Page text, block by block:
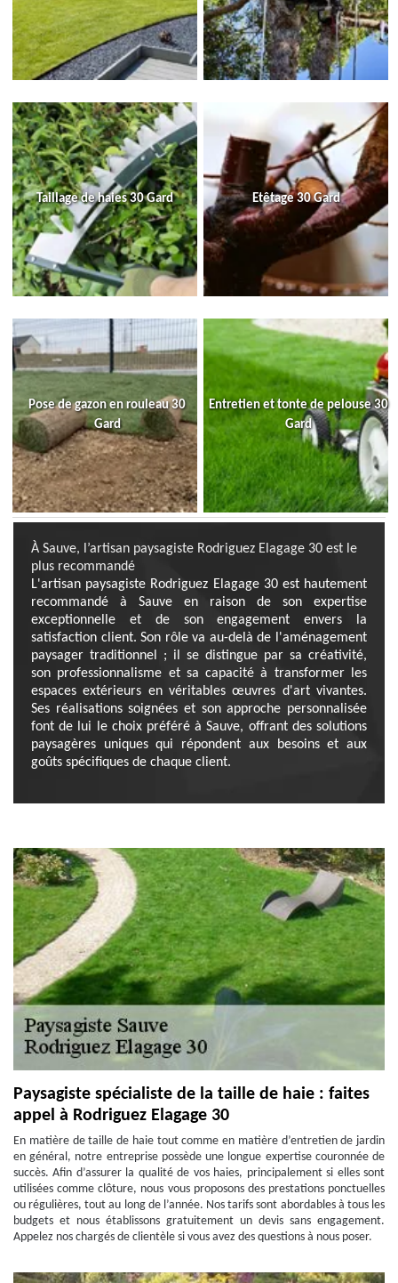
Taillage de haies 30 Gard Etêtage 30 Gard
Pose de gazon en rouleau 30
Gard
Entretien et tonte de pelouse 30
Gard
À Sauve, l’artisan paysagiste Rodriguez Elagage 30 est le
plus recommandé
L'artisan paysagiste Rodriguez Elagage 30 est hautement
recommandé à Sauve en raison de son expertise
exceptionnelle et de son engagement envers la
satisfaction client. Son rôle va au-delà de l'aménagement
paysager traditionnel ; il se distingue par sa créativité,
son professionnalisme et sa capacité à transformer les
espaces extérieurs en véritables œuvres d'art vivantes.
Ses réalisations soignées et son approche personnalisée
font de lui le choix préféré à Sauve, offrant des solutions
paysagères uniques qui répondent aux besoins et aux
goûts spécifiques de chaque client.
Paysagiste spécialiste de la taille de haie : faites
appel à Rodriguez Elagage 30
En matière de taille de haie tout comme en matière d’entretien de jardin
en général, notre entreprise possède une longue expertise couronnée de
succès. Afin d’assurer la qualité de vos haies, principalement si elles sont
utilisées comme clôture, nous vous proposons des prestations ponctuelles
ou régulières, tout au long de l’année. Nos tarifs sont abordables à tous les
budgets et nous établissons gratuitement un devis sans engagement.
Appelez nos chargés de clientèle si vous avez des questions à nous poser.